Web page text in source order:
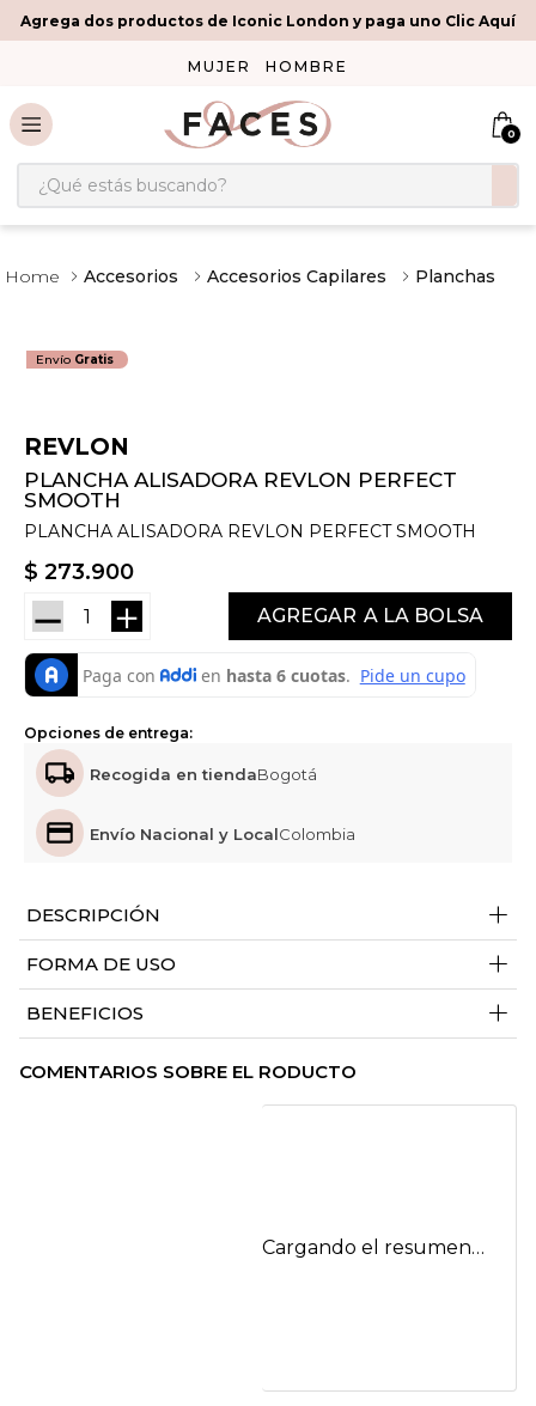
Agrega dos productos de Iconic London y paga uno Clic Aquí
MUJER HOMBRE
0
¿Qué estás buscando?
Accesorios Accesorios Capilares Planchas
Envío Gratis
REVLON
PLANCHA ALISADORA REVLON PERFECT
SMOOTH
PLANCHA ALISADORA REVLON PERFECT SMOOTH
$ 273.900
＋
－ AGREGAR
Opciones de entrega:
Recogida en tiendaBogotá
Envío Nacional y LocalColombia
DESCRIPCIÓN +
FORMA DE USO +
BENEFICIOS +
COMENTARIOS SOBRE EL RODUCTO
Cargando el resumen…